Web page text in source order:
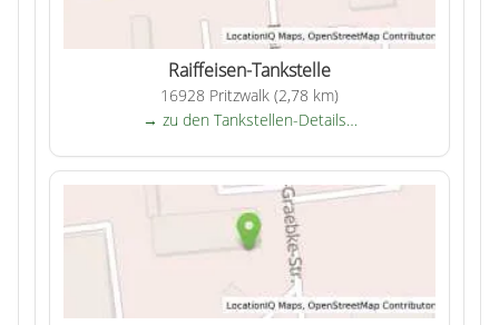
Raiffeisen-Tankstelle
16928 Pritzwalk (2,78 km)
→ zu den Tankstellen-Details…